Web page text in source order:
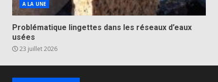
A LA UNE
Problématique lingettes dans les réseaux d’eaux
usées
23 juillet 2026